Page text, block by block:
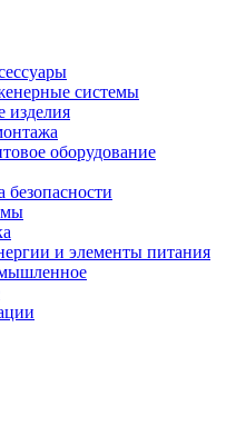
системы
изделия
оборудование
безопасности
и элементы питания